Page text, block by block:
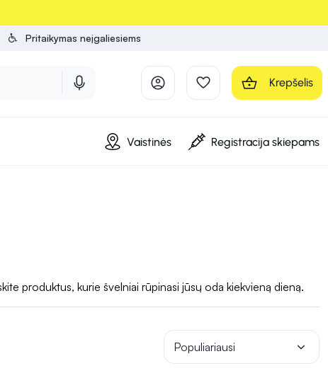
Pritaikymas neįgaliesiems
Krepšelis
Vaistinės Registracija skiepams
produktus, kurie švelniai rūpinasi jūsų oda kiekvieną dieną.
Populiariausi